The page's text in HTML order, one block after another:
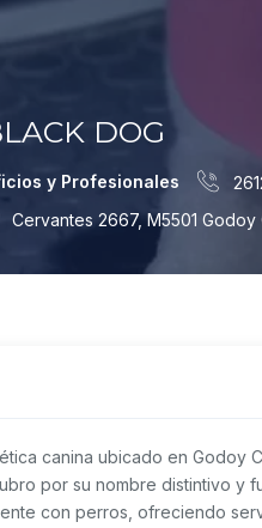
DOG
y Profesionales
Cervantes 2667, M5501
canina ubicado en Godoy
por su nombre distintivo y
con perros, ofreciendo